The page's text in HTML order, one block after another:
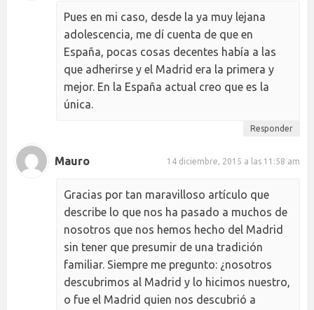
Pues en mi caso, desde la ya muy lejana
adolescencia, me dí cuenta de que en
España, pocas cosas decentes había a las
que adherirse y el Madrid era la primera y
mejor. En la España actual creo que es la
única.
Responder
Mauro 14 diciembre, 2015 a las 11:58 am
Gracias por tan maravilloso artículo que
describe lo que nos ha pasado a muchos de
nosotros que nos hemos hecho del Madrid
sin tener que presumir de una tradición
familiar. Siempre me pregunto: ¿nosotros
descubrimos al Madrid y lo hicimos nuestro,
o fue el Madrid quien nos descubrió a